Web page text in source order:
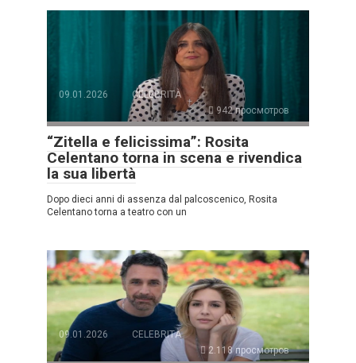
09.01.2026
CELEBRITÀ
942 просмотров
“Zitella e felicissima”: Rosita
Celentano torna in scena e rivendica
la sua libertà
Dopo dieci anni di assenza dal palcoscenico, Rosita
Celentano torna a teatro con un
09.01.2026
CELEBRITÀ
2.118 просмотров